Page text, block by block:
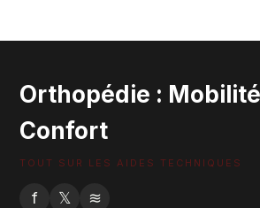
Orthopédie :
Confort
TOUT SUR LES AIDES TECHNIQUES
f 𝕏 ≋